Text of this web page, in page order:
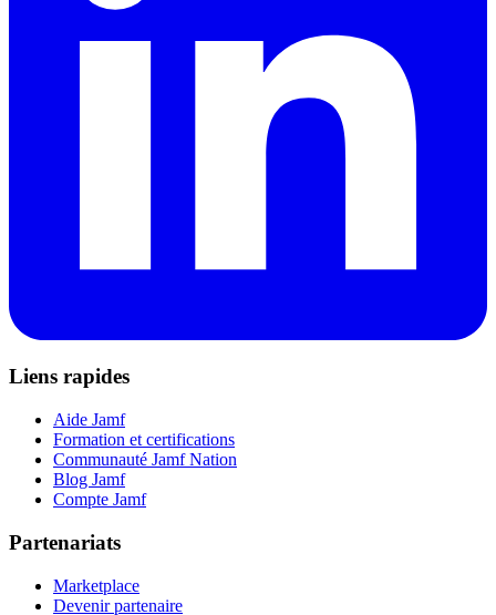
Liens rapides
Aide Jamf
Formation et certifications
Communauté Jamf Nation
Blog Jamf
Compte Jamf
Partenariats
Marketplace
Devenir partenaire